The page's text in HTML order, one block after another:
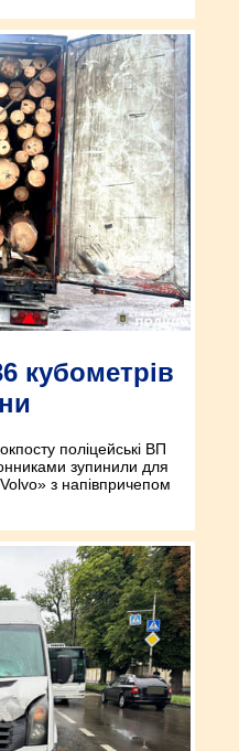
кубометрів
поліцейські ВП
зупинили для
з напівпричепом